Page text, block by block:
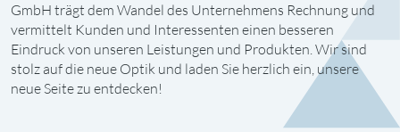
GmbH trägt dem Wandel des Unternehmens Rechnung und
vermittelt Kunden und Interessenten einen besseren
Eindruck von unseren Leistungen und Produkten. Wir sind
stolz auf die neue Optik und laden Sie herzlich ein, unsere
neue Seite zu entdecken!